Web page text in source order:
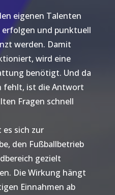
eigenen Talenten
erfolgen und punktuell
werden. Damit
wird eine
benötigt. Und da
fehlt, ist die Antwort
Fragen schnell
es sich zur
den Fußballbetrieb
gezielt
Die Wirkung hängt
Einnahmen ab